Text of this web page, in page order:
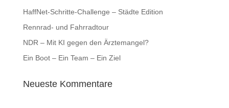
HaffNet-Schritte-Challenge – Städte Edition
Rennrad- und Fahrradtour
NDR – Mit KI gegen den Ärztemangel?
Ein Boot – Ein Team – Ein Ziel
Neueste Kommentare